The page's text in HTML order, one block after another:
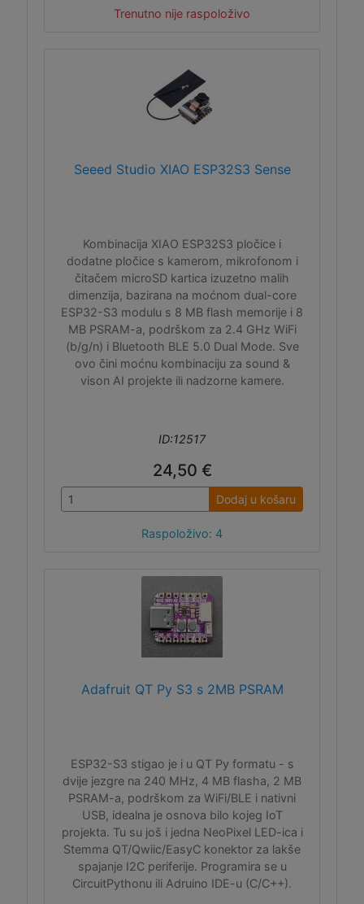
Trenutno nije raspoloživo
Seeed Studio XIAO ESP32S3 Sense
Kombinacija XIAO ESP32S3 pločice i
dodatne pločice s kamerom, mikrofonom i
čitačem microSD kartica izuzetno malih
dimenzija, bazirana na moćnom dual-core
ESP32-S3 modulu s 8 MB flash memorije i 8
MB PSRAM-a, podrškom za 2.4 GHz WiFi
(b/g/n) i Bluetooth BLE 5.0 Dual Mode. Sve
ovo čini moćnu kombinaciju za sound &
vison AI projekte ili nadzorne kamere.
ID:12517
24,50 €
Dodaj u košaru
Raspoloživo: 4
Adafruit QT Py S3 s 2MB PSRAM
ESP32-S3 stigao je i u QT Py formatu - s
dvije jezgre na 240 MHz, 4 MB flasha, 2 MB
PSRAM-a, podrškom za WiFi/BLE i nativni
USB, idealna je osnova bilo kojeg IoT
projekta. Tu su još i jedna NeoPixel LED-ica i
Stemma QT/Qwiic/EasyC konektor za lakše
spajanje I2C periferije. Programira se u
CircuitPythonu ili Adruino IDE-u (C/C++).